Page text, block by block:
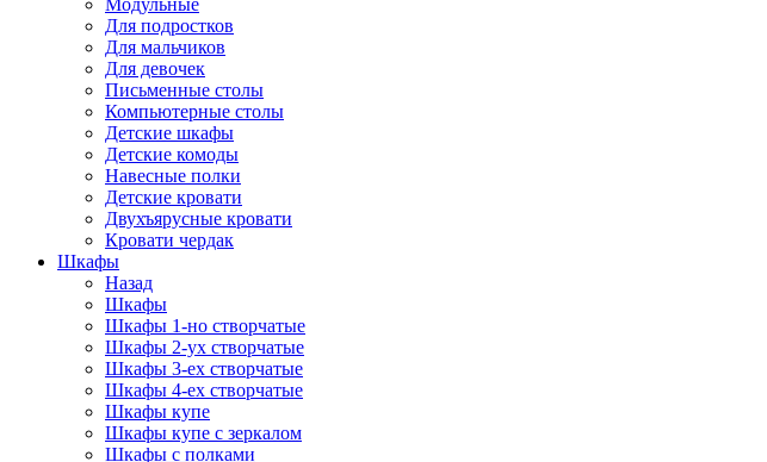
Модульные
Для подростков
Для мальчиков
Для девочек
Письменные столы
Компьютерные столы
Детские шкафы
Детские комоды
Навесные полки
Детские кровати
Двухъярусные кровати
Кровати чердак
Шкафы
Назад
Шкафы
Шкафы 1-но створчатые
Шкафы 2-ух створчатые
Шкафы 3-ех створчатые
Шкафы 4-ех створчатые
Шкафы купе
Шкафы купе с зеркалом
Шкафы с полками